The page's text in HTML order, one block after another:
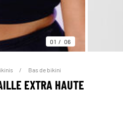
01 06
Bas de bikini
EXTRA HAUTE